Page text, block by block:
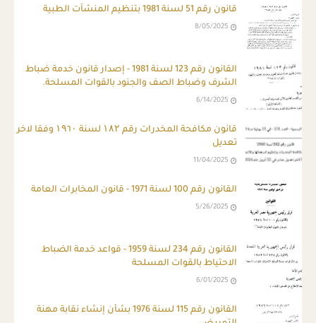
قانون رقم 51 لسنة 1981 بتنظيم المنشآت الطبية
8/05/2025
ِالقانون رقم 123 لسنة 1981 - إصدار قانون خدمة ضباط
الشرف وضباط الصف والجنود بالقوات المسلحة.
6/14/2025
قانون مكافحة المخدرات رقم ۱۸۲ لسنة ۱۹٦۰ وفقا لاخر
تعديل
11/04/2025
القانون رقم 100 لسنة 1971 - قانون المخابرات العامة
5/26/2025
القانون رقم 234 لسنة 1959 - قواعد خدمة الضباط
الاحتياط بالقوات المسلحة
6/01/2025
القانون رقم 115 لسنة 1976 بشأن إنشاء نقابة مهنة